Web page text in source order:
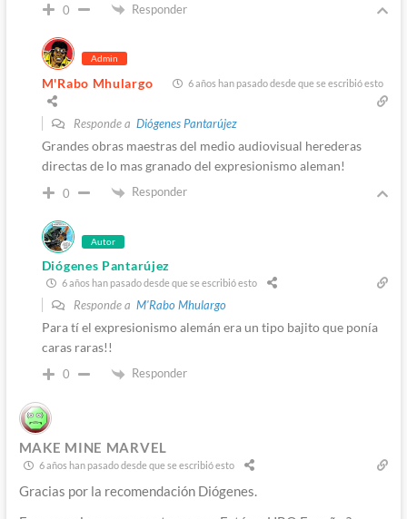
0 Responder
Admin
M'Rabo Mhulargo 6 años han pasado desde que se escribió esto
Responde a Diógenes Pantarújez
Grandes obras maestras del medio audiovisual herederas
directas de lo mas granado del expresionismo aleman!
0 Responder
Autor
Diógenes Pantarújez
6 años han pasado desde que se escribió esto
Responde a M'Rabo Mhulargo
Para tí el expresionismo alemán era un tipo bajito que ponía
caras raras!!
0 Responder
MAKE MINE MARVEL
6 años han pasado desde que se escribió esto
Gracias por la recomendación Diógenes.